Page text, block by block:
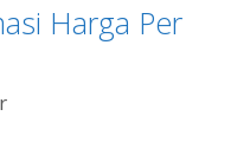
Harga Per